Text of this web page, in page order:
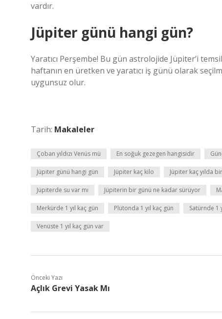
vardır.
Jüpiter günü hangi gün?
Yaratıcı Perşembe! Bu gün astrolojide Jüpiter’i
haftanın en üretken ve yaratıcı iş günü olarak
uygunsuz olur.
Tarih: Makaleler
Çoban yıldızı Venüs mü En soğuk gezegen hangisidir
Jüpiter günü hangi gün Jüpiter kaç kilo Jüpiter kaç yılda bir
Jüpiterde su var mı Jüpiterin bir günü ne kadar sürüyor
Merkürde 1 yıl kaç gün Plütonda 1 yıl kaç gün Satürnde 1
Venüste 1 yıl kaç gün var
Önceki Yazı
Açlık Grevi Yasak Mı